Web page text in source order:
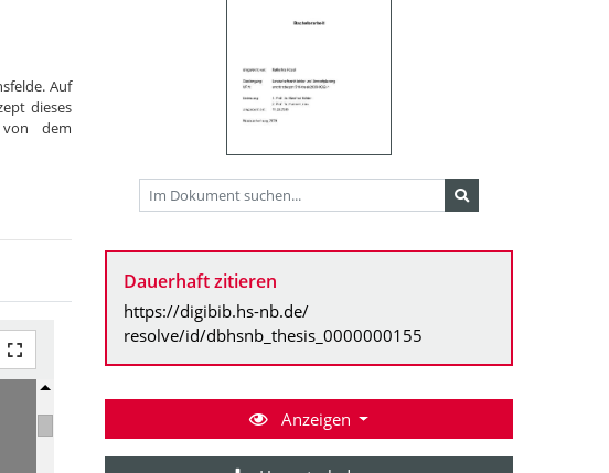
Auf
dieses
dem
Dauerhaft zitieren
https://digibib.hs-nb.de/
resolve/id/dbhsnb_thesis_0000000155
Anzeigen